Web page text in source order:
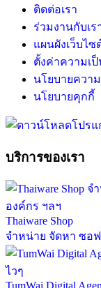
ติดต่อเรา
ร่วมงานกับเร
แผนผังเว็บไซ
ตั้งค่าความเ
นโยบายควา
นโยบายคุกกี้
บริการของเรา
Thaiware Shop
จำหน่าย จัดหา ซอ